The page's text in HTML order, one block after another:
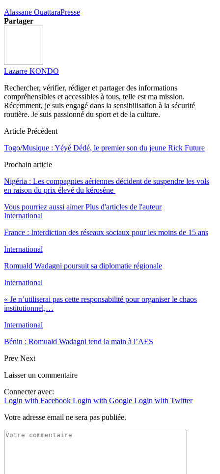
Alassane OuattaraPresse
Partager
Lazarre KONDO
Rechercher, vérifier, rédiger et partager des informations
compréhensibles et accessibles à tous, telle est ma mission.
Récemment, je suis engagé dans la sensibilisation à la sécurité
routière. Je suis passionné du sport et de la culture.
Article Précédent
Togo/Musique : Yéyé Dédé, le premier son du jeune Rick Future
Prochain article
Nigéria : Les compagnies aériennes décident de suspendre les vols
en raison du prix élevé du kérosène
Vous pourriez aussi aimer Plus d'articles de l'auteur
International
France : Interdiction des réseaux sociaux pour les moins de 15 ans
International
Romuald Wadagni poursuit sa diplomatie régionale
International
« Je n’utiliserai pas cette responsabilité pour organiser le chaos
institutionnel,…
International
Bénin : Romuald Wadagni tend la main à l’AES
Prev Next
Laisser un commentaire
Connecter avec:
Login with Facebook Login with Google Login with Twitter
Votre adresse email ne sera pas publiée.